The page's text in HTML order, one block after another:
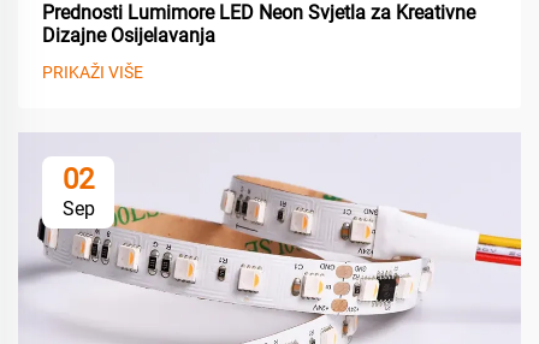
Prednosti Lumimore LED Neon Svjetla za Kreativne
Dizajne Osijelavanja
PRIKAŽI VIŠE
02
Sep